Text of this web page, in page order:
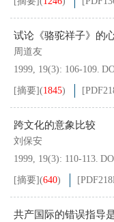
试论《骆驼祥子》的
周道友
1999, 19(3): 106-109.
[摘要](1845) [PDF
跨文化的意象比较
刘保安
1999, 19(3): 110-113.
[摘要](640) [PDF
共产国际的错误指导